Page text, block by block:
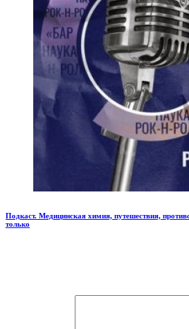
Подкаст. Медицинская химия, путешествия,
только